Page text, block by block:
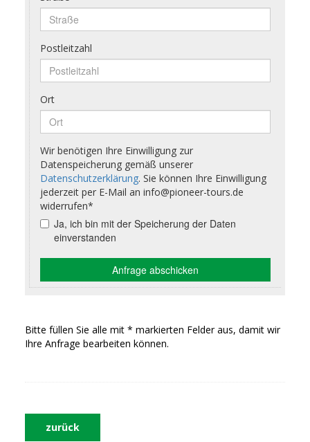
Bitte füllen Sie alle mit * markierten Felder aus, damit wir
Ihre Anfrage bearbeiten können.
zurück